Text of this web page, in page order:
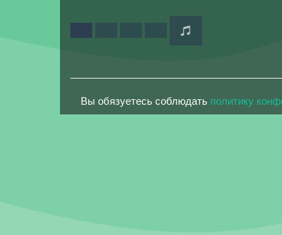
Вы обязуетесь соблюдать политику